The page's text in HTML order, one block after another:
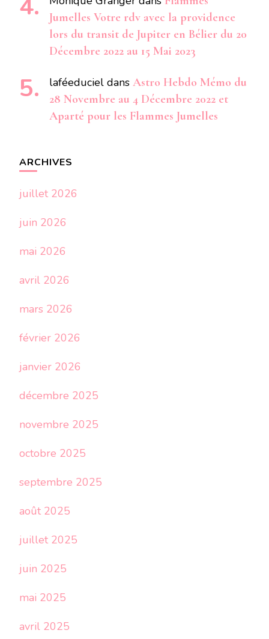
Jumelles Votre rdv avec la providence
lors du transit de Jupiter en Bélier du 20
Décembre 2022 au 15 Mai 2023
laféeduciel dans Astro Hebdo Mémo du
28 Novembre au 4 Décembre 2022 et
Aparté pour les Flammes Jumelles
ARCHIVES
juillet 2026
juin 2026
mai 2026
avril 2026
mars 2026
février 2026
janvier 2026
décembre 2025
novembre 2025
octobre 2025
septembre 2025
août 2025
juillet 2025
juin 2025
mai 2025
avril 2025